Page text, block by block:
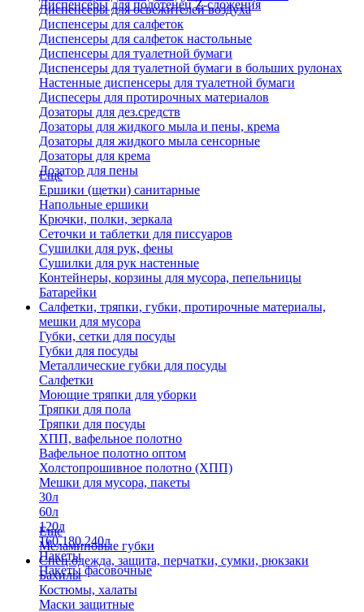
Диспенсеры для полотенец Z-сложения
Диспенсеры для освежителей воздуха
Диспенсеры для салфеток
Диспенсеры для салфеток настольные
Диспенсеры для туалетной бумаги
Диспенсеры для туалетной бумаги в больших рулонах
Настенные диспенсеры для туалетной бумаги
Диспесеры для протирочных материалов
Дозаторы для дез.средств
Дозаторы для жидкого мыла и пены, крема
Дозаторы для жидкого мыла сенсорные
Дозаторы для крема
Дозатор для пены
Еще
Ершики (щетки) санитарные
Напольные ершики
Крючки, полки, зеркала
Сеточки и таблетки для писсуаров
Сушилки для рук, фены
Сушилки для рук настенные
Контейнеры, корзины для мусора, пепельницы
Батарейки
Салфетки, тряпки, губки, протирочные материалы,
мешки для мусора
Губки, сетки для посуды
Губки для посуды
Металлические губки для посуды
Салфетки
Моющие тряпки для уборки
Тряпки для пола
Тряпки для посуды
ХПП, вафельное полотно
Вафельное полотно оптом
Холстопрошивное полотно (ХПП)
Мешки для мусора, пакеты
30л
60л
120л
160,180,240л
Пакеты
Пакеты фасовочные
Еще
Меламиновые губки
Спец.одежда, защита, перчатки, сумки, рюкзаки
Бахилы
Костюмы, халаты
Маски защитные